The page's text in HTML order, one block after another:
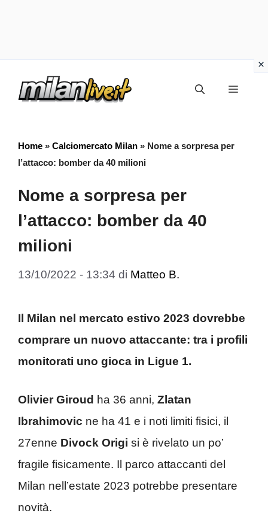
Menu
Home » Calciomercato Milan » Nome a sorpresa per
l’attacco: bomber da 40 milioni
Nome a sorpresa per
l’attacco: bomber da 40
milioni
13/10/2022 - 13:34 di Matteo B.
Il Milan nel mercato estivo 2023 dovrebbe
comprare un nuovo attaccante: tra i profili
monitorati uno gioca in Ligue 1.
Olivier Giroud ha 36 anni, Zlatan
Ibrahimovic ne ha 41 e i noti limiti fisici, il
27enne Divock Origi si è rivelato un po’
fragile fisicamente. Il parco attaccanti del
Milan nell’estate 2023 potrebbe presentare
novità.